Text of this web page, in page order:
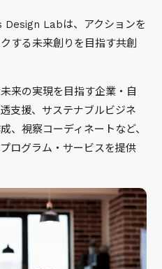
Design Labは、アクションを
する未来創りを目指す共創
来の実現を目指す企業・自
支援、サステナブルビジネ
、視察コーディネートなど、
ログラム・サービスを提供